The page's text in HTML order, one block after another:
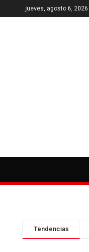
jueves, agosto 6, 2026
Tendencias